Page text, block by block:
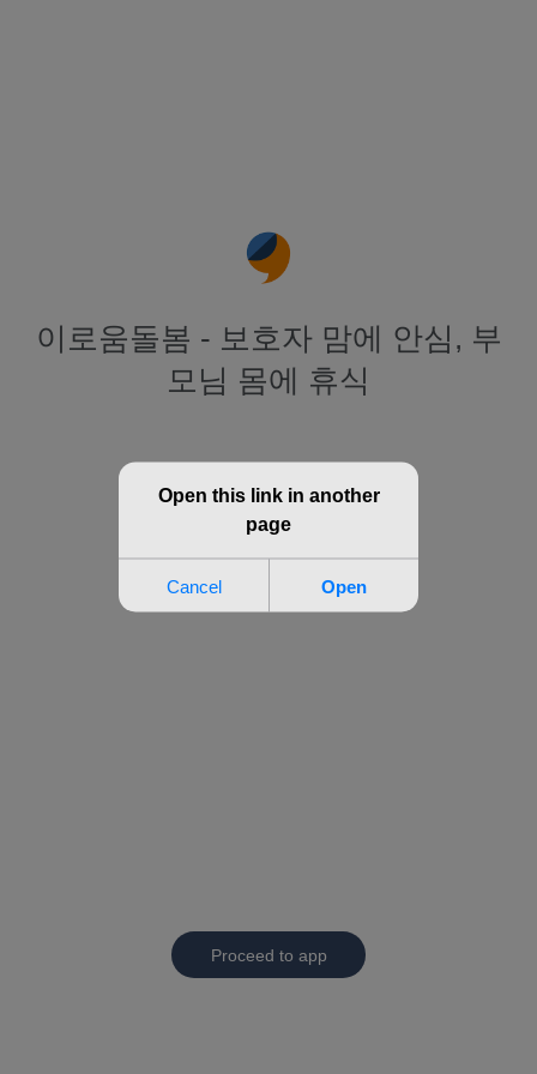
이로움돌봄 - 보호자 맘에 안심, 부
모님 몸에 휴식
Proceed to app